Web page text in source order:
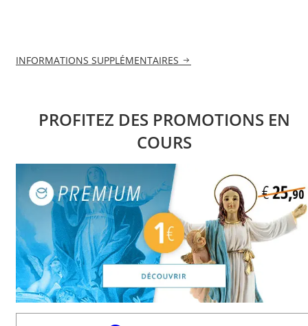
INFORMATIONS SUPPLÉMENTAIRES
PROFITEZ DES PROMOTIONS EN
COURS